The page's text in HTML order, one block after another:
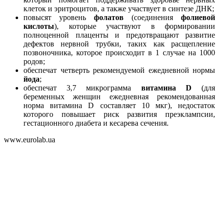
клеток и эритроцитов, а также участвует в синтезе ДНК;
повысят уровень фолатов (соединения фолиевой
кислоты), которые участвуют в формировании
полноценной плаценты и предотвращают развитие
дефектов нервной трубки, таких как расщепление
позвоночника, которое происходит в 1 случае на 1000
родов;
обеспечат четверть рекомендуемой ежедневной нормы
йода;
обеспечат 3,7 микрограмма витамина D (для
беременных женщин ежедневная рекомендованная
норма витамина D составляет 10 мкг), недостаток
которого повышает риск развития преэклампсии,
гестационного диабета и кесарева сечения.
www.eurolab.ua